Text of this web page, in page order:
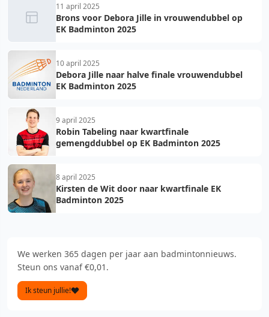
11 april 2025
Brons voor Debora Jille in vrouwendubbel op
EK Badminton 2025
10 april 2025
Debora Jille naar halve finale vrouwendubbel
EK Badminton 2025
9 april 2025
Robin Tabeling naar kwartfinale
gemengddubbel op EK Badminton 2025
8 april 2025
Kirsten de Wit door naar kwartfinale EK
Badminton 2025
We werken 365 dagen per jaar aan badmintonnieuws.
Steun ons vanaf €0,01.
Ik steun jullie!